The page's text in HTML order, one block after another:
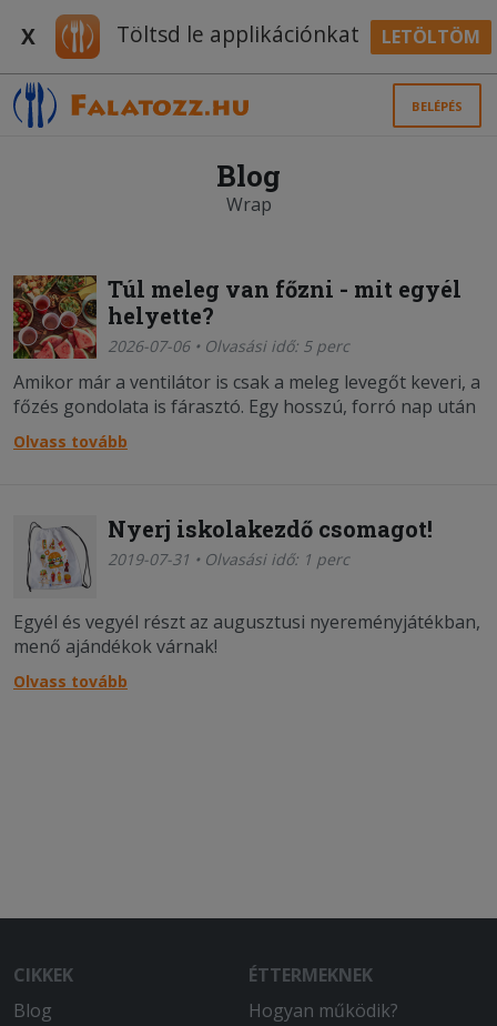
X Töltsd le applikációnkat LETÖLTÖM
BELÉPÉS
Blog
Wrap
Túl meleg van főzni - mit egyél
helyette?
2026-07-06 • Olvasási idő: 5 perc
Amikor már a ventilátor is csak a meleg levegőt keveri, a
főzés gondolata is fárasztó. Egy hosszú, forró nap után
senki sem akar a tűzhely mellett állni. A jó hír az, hogy
nem is kell. Ilyenkor nem a bonyolult recepteknek van
Olvass tovább
Nyerj iskolakezdő csomagot!
2019-07-31 • Olvasási idő: 1 perc
Egyél és vegyél részt az augusztusi nyereményjátékban,
menő ajándékok várnak!
Olvass tovább
CIKKEK
Blog
ÉTTERMEKNEK
Hogyan működik?